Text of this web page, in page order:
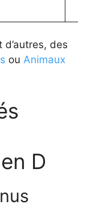
des
ou Animaux
D